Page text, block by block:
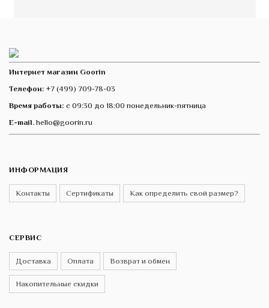
Интернет магазин Goorin
Телефон: +7 (499) 709-78-03
Время работы: с 09:30 до 18:00 понедельник-пятница
E-mail. hello@goorin.ru
ИНФОРМАЦИЯ
Контакты Сертификаты Как определить свой размер?
СЕРВИС
Доставка Оплата Возврат и обмен
Накопительные скидки